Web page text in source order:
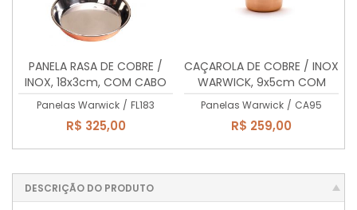
PANELA RASA DE COBRE /
INOX, 18x3cm, COM CABO
DE LATÃO MACIÇO, 650ml.
Panelas Warwick / FL183
R$ 325,00
CAÇAROLA DE COBRE / INOX
WARWICK, 9x5cm COM
ALÇAS DE LATÃO MACIÇO,
350ml
Panelas Warwick / CA95
R$ 259,00
DESCRIÇÃO DO PRODUTO